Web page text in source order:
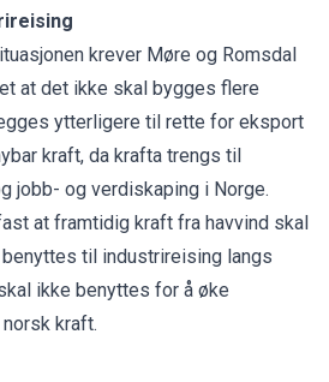
krever Møre og Romsdal
at det ikke skal bygges flere
ytterligere til rette for eksport
kraft, da krafta trengs til
jobb- og verdiskaping i Norge.
at framtidig kraft fra havvind skal
til industrireising langs
ikke benyttes for å øke
kraft.